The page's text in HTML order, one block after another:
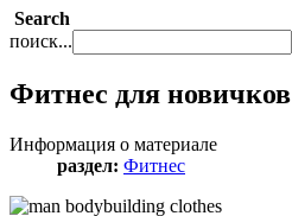
Search
поиск...
Фитнес для новичков
Информация о материале
раздел: Фитнес